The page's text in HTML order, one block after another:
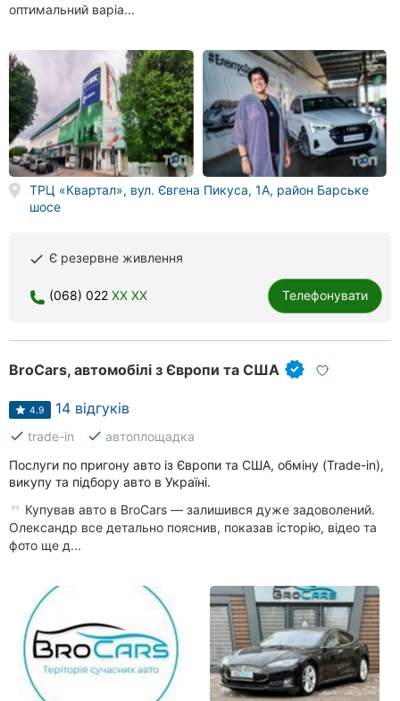
оптимальний варіа...
ТРЦ «Квартал», вул. Євгена Пикуса, 1А, район Барське
шосе
done Є резервне живлення
(068) 022 XX XX Телефонувати
BroCars, автомобілі з Європи та США
4.9 14 відгуків
done trade-in done автоплощадка
Послуги по пригону авто із Європи та США, обміну (Trade-in),
викупу та підбору авто в Україні.
Купував авто в BroCars — залишився дуже задоволений.
Олександр все детально пояснив, показав історію, відео та
фото ще д...